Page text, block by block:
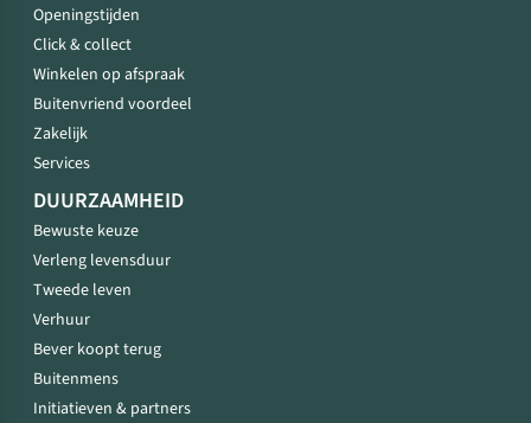
Openingstijden
Click & collect
Winkelen op afspraak
Buitenvriend voordeel
Zakelijk
Services
DUURZAAMHEID
Bewuste keuze
Verleng levensduur
Tweede leven
Verhuur
Bever koopt terug
Buitenmens
Initiatieven & partners